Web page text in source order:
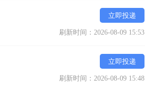
立即投递
刷新时间：2026-08-09 15:53
立即投递
刷新时间：2026-08-09 15:48